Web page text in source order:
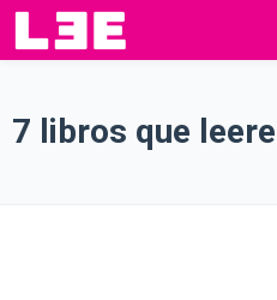
7 libros que